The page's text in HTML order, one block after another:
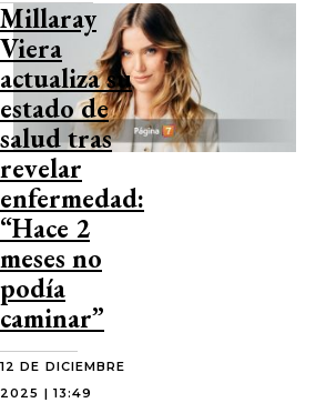
Millaray
Viera
actualiza su
estado de
salud tras
revelar
enfermedad:
“Hace 2
meses no
podía
caminar”
12 DE DICIEMBRE
2025 | 13:49